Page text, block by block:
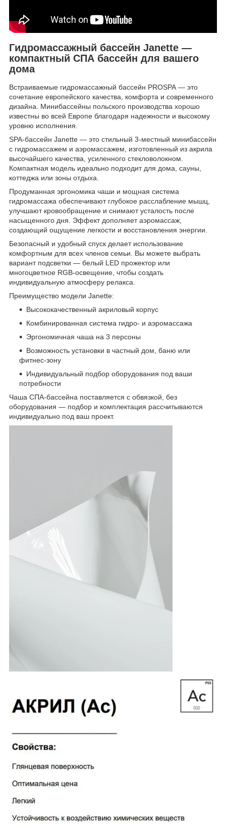
Гидромассажный бассейн Janette —
компактный СПА бассейн для вашего
дома
Встраиваемые гидромассажный бассейн PROSPA — это
сочетание европейского качества, комфорта и современного
дизайна. Минибассейны польского производства хорошо
известны во всей Европе благодаря надежности и высокому
уровню исполнения.
SPA-бассейн Janette — это стильный 3-местный минибассейн
с гидромассажем и аэромассажем, изготовленный из акрила
высочайшего качества, усиленного стекловолокном.
Компактная модель идеально подходит для дома, сауны,
коттеджа или зоны отдыха.
Продуманная эргономика чаши и мощная система
гидромассажа обеспечивают глубокое расслабление мышц,
улучшают кровообращение и снимают усталость после
насыщенного дня. Эффект дополняет аэромассаж,
создающий ощущение легкости и восстановления энергии.
Безопасный и удобный спуск делает использование
комфортным для всех членов семьи. Вы можете выбрать
вариант подсветки — белый LED прожектор или
многоцветное RGB-освещение, чтобы создать
индивидуальную атмосферу релакса.
Преимущество модели Janette:
Высококачественный акриловый корпус
Комбинированная система гидро- и аэромассажа
Эргономичная чаша на 3 персоны
Возможность установки в частный дом, баню или
фитнес-зону
Индивидуальный подбор оборудования под ваши
потребности
Чаша СПА-бассейна поставляется с обвязкой, без
оборудования — подбор и комплектация рассчитываются
индивидуально под ваш проект.